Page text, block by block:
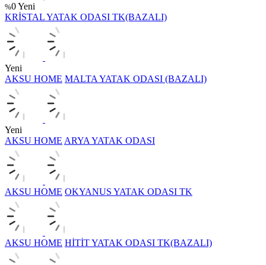
%0Yeni
KRİSTAL YATAK ODASI TK(BAZALI)
Yeni
AKSU HOME MALTA YATAK ODASI (BAZALI)
Yeni
AKSU HOME ARYA YATAK ODASI
AKSU HOME OKYANUS YATAK ODASI TK
AKSU HOME HİTİT YATAK ODASI TK(BAZALI)